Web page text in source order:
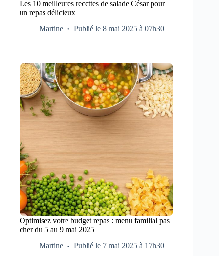
Les 10 meilleures recettes de salade César pour
un repas délicieux
Martine
Publié le 8 mai 2025 à 07h30
Optimisez votre budget repas : menu familial pas
cher du 5 au 9 mai 2025
Martine
Publié le 7 mai 2025 à 17h30